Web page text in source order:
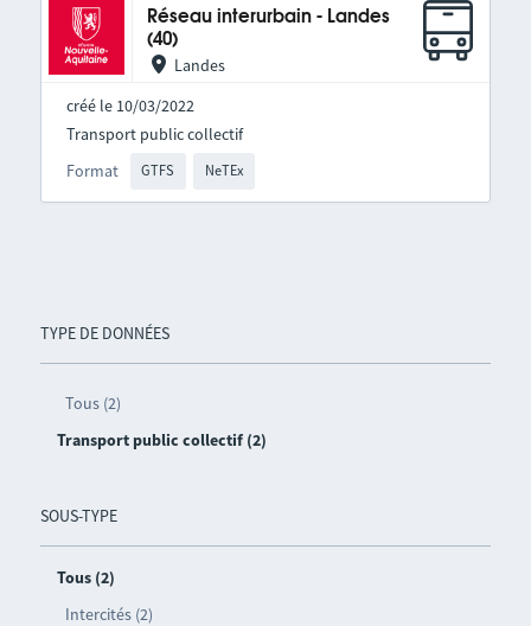
TYPE DE DONNÉES
Tous (2)
Transport public collectif (2)
SOUS-TYPE
Tous (2)
Intercités (2)
Réseau interurbain - Landes
(40)
Landes
créé le 10/03/2022
Format GTFS NeTEx
Transport public collectif